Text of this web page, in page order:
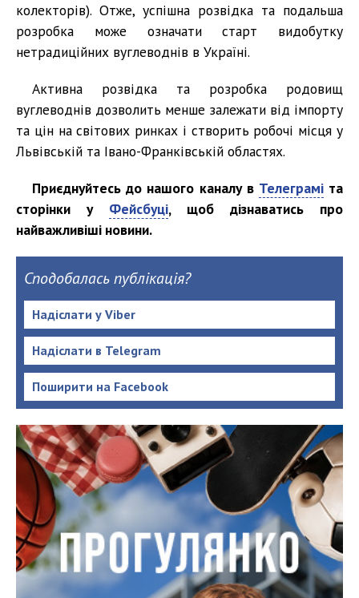
колекторів). Отже, успішна розвідка та подальша
розробка може означати старт видобутку
нетрадиційних вуглеводнів в Україні.
Активна розвідка та розробка родовищ
вуглеводнів дозволить менше залежати від імпорту
та цін на світових ринках і створить робочі місця у
Львівській та Івано-Франківській областях.
Приєднуйтесь до нашого каналу в Телеграміта
сторінки у Фейсбуці, щоб дізнаватись про
найважливіші новини.
Сподобалась публікація?
Надіслати у Viber
Надіслати в Telegram
Поширити на Facebook